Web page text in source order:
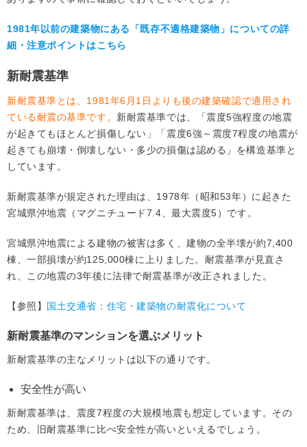
1981年以前の建築物にある「既存不適格建築物」についての詳
細・注意ポイントはこちら
新耐震基準
新耐震基準とは、1981年6月1日よりも後の建築確認で適用され
ている耐震の基準です。 新耐震基準では、「震度5強程度の地震
が起きてもほとんど損傷しない」「震度6強～震度7程度の地震が
起きても崩壊・倒壊しない・多少の損傷は認める」を構造基準と
しています。
新耐震基準が規定された理由は、1978年（昭和53年）に起きた
宮城県沖地震（マグニチュード7.4、最大震度5）です。
宮城県沖地震による建物の被害は多く、建物の全半壊が約7,400
棟、一部損壊が約125,000棟に上りました。耐震基準が見直さ
れ、この地震の3年後に法律で耐震基準が改正されました。
【参照】 国土交通省：住宅・建築物の耐震化について
新耐震基準のマンションを選ぶメリット
新耐震基準の主なメリットは以下の通りです。
安全性が高い
新耐震基準は、震度7程度の大規模地震も想定しています。その
ため、旧耐震基準に比べ安全性が高いといえるでしょう。